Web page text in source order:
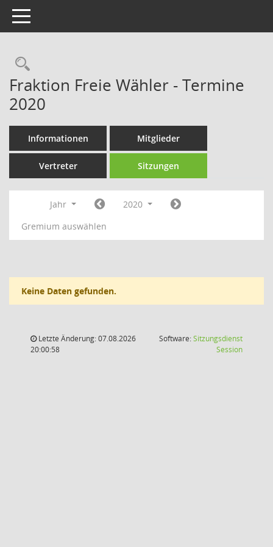
Toggle navigation
Rechercheauswahl
Fraktion Freie Wähler - Termine
2020
Informationen Mitglieder
Vertreter Sitzungen
Jahr
2020
Gremium auswählen
Keine Daten gefunden.
Letzte Änderung: 07.08.2026
20:00:58
Software:Sitzungsdienst
Session(Wird in